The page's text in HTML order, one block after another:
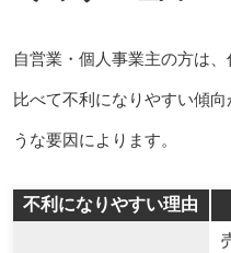
自営業・個人事業主の方は
比べて不利になりやすい傾
うな要因によります。
不利になりやすい理由